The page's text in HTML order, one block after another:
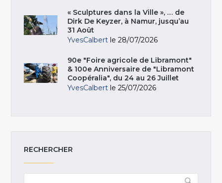
« Sculptures dans la Ville », … de
Dirk De Keyzer, à Namur, jusqu’au
31 Août
YvesCalbert le 28/07/2026
90e "Foire agricole de Libramont"
& 100e Anniversaire de "Libramont
Coopéralia", du 24 au 26 Juillet
YvesCalbert le 25/07/2026
RECHERCHER